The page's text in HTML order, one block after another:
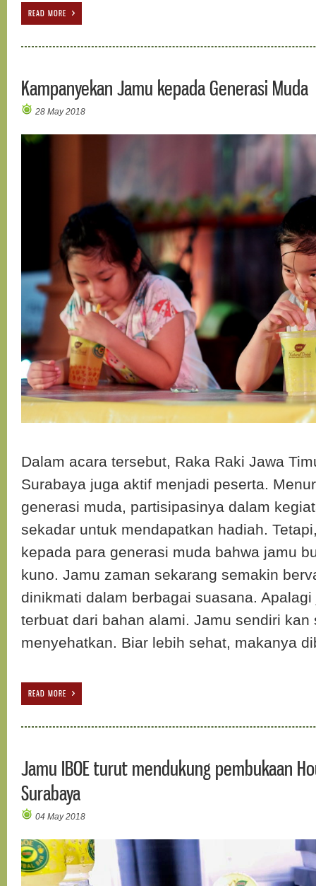
READ MORE
Kampanyekan Jamu kepada Generasi Muda
28 May 2018
Dalam acara tersebut, Raka Raki Jawa
Surabaya juga aktif menjadi peserta.
generasi muda, partisipasinya dalam
sekadar untuk mendapatkan hadiah.
kepada para generasi muda bahwa jamu
kuno. Jamu zaman sekarang semakin
dinikmati dalam berbagai suasana.
terbuat dari bahan alami. Jamu sendiri kan
menyehatkan. Biar lebih sehat, makanya
READ MORE
Jamu IBOE turut mendukung pembukaan
Surabaya
04 May 2018